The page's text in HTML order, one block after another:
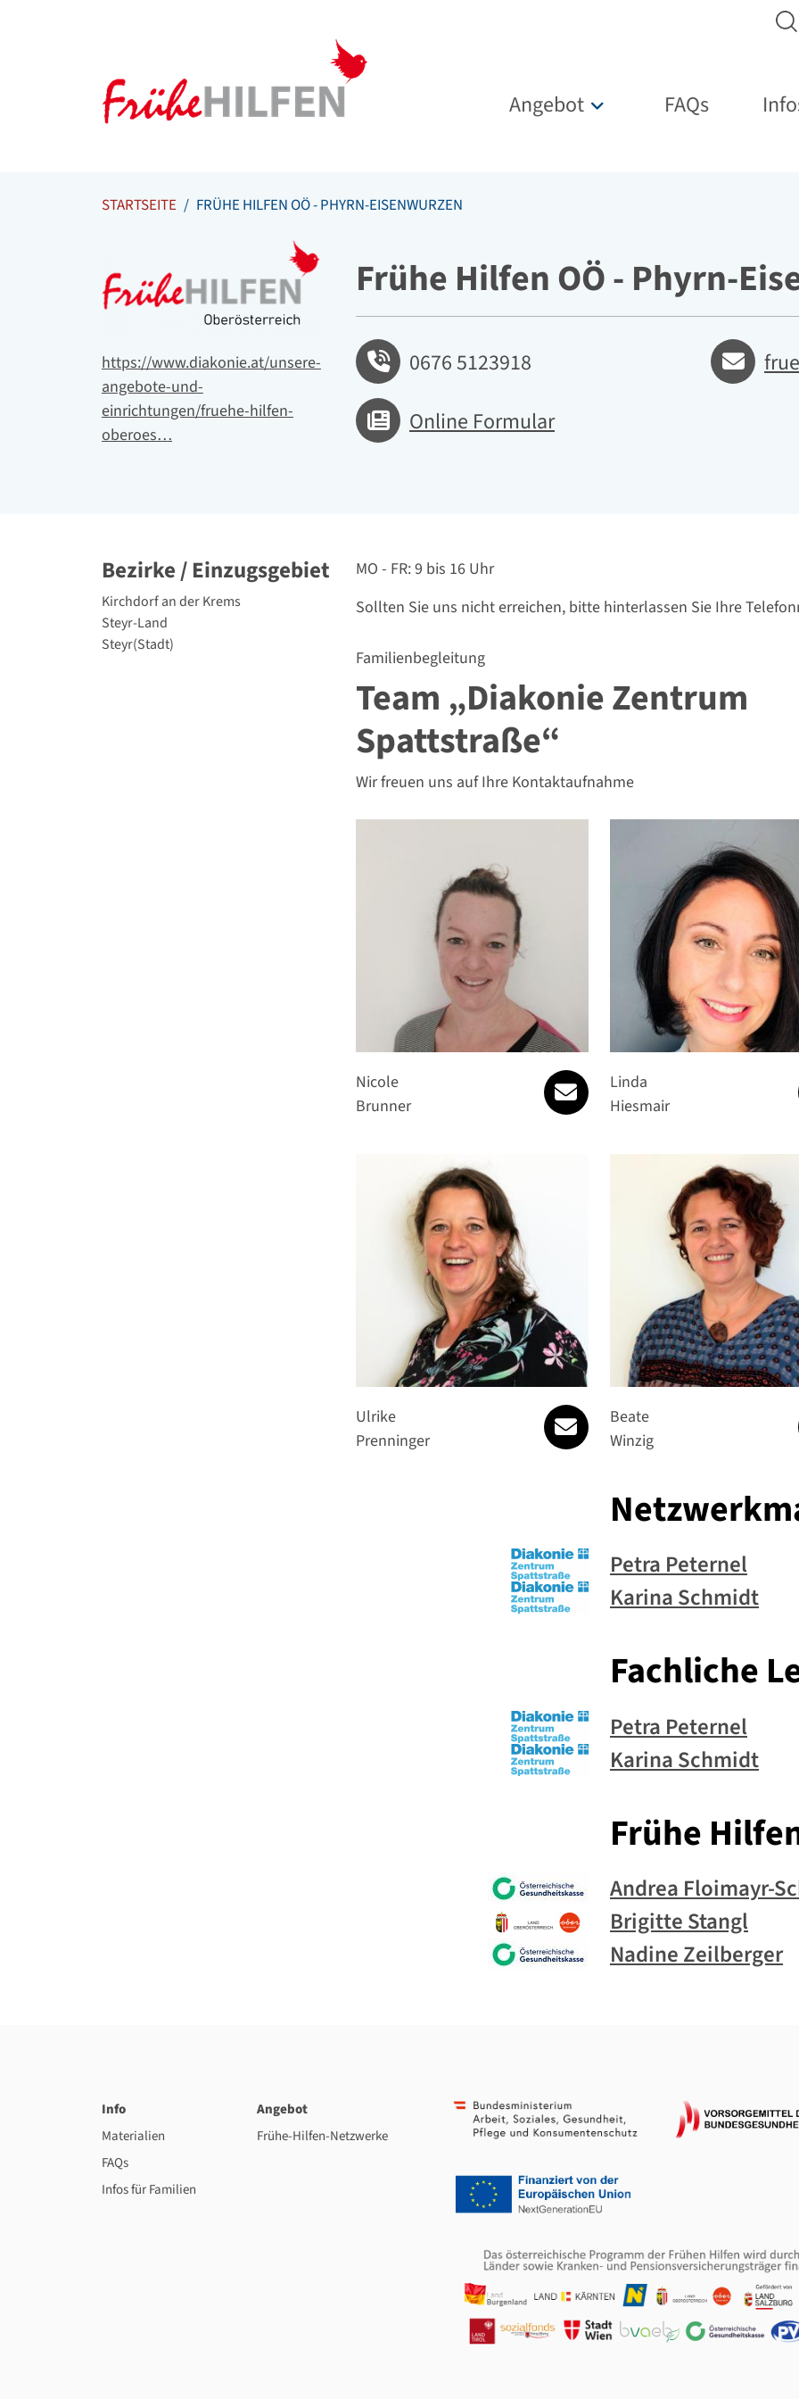
Hauptnavigation
Angebot Untermenü für „Angebot“
FAQs
STARTSEITE FRÜHE HILFEN OÖ - PHYRN-EISENWURZEN
Website
https://www.diakonie.at/unsere-
angebote-und-
einrichtungen/fruehe-hilfen-
oberoes…
Frühe Hilfen OÖ - Phyrn-
Telefon0676 5123918 E-mail
Online Formular
Bezirke / Einzugsgebiet
politische Bezirke
Kirchdorf an der Krems
Steyr-Land
Steyr(Stadt)
Erreichbarkeit
MO - FR: 9 bis 16 Uhr
Sollten Sie uns nicht erreichen, bitte hinterlassen Sie Ihre
Familienbegleitung
Team „Diakonie Zentrum
Spattstraße“
Wir freuen uns auf Ihre Kontaktaufnahme
Nicole
Brunner
nicole.brunner@spattstrasse.at
Linda
Hiesmair
Ulrike
Prenninger
Beate
Winzig
Petra Peternel
Karina Schmidt
Fachliche
Petra Peternel
Karina Schmidt
Frühe
Andrea Floimayr-
Brigitte Stangl
Nadine Zeilberger
Info
Materialien
FAQs
Infos für Familien
Angebot
Frühe-Hilfen-Netzwerke